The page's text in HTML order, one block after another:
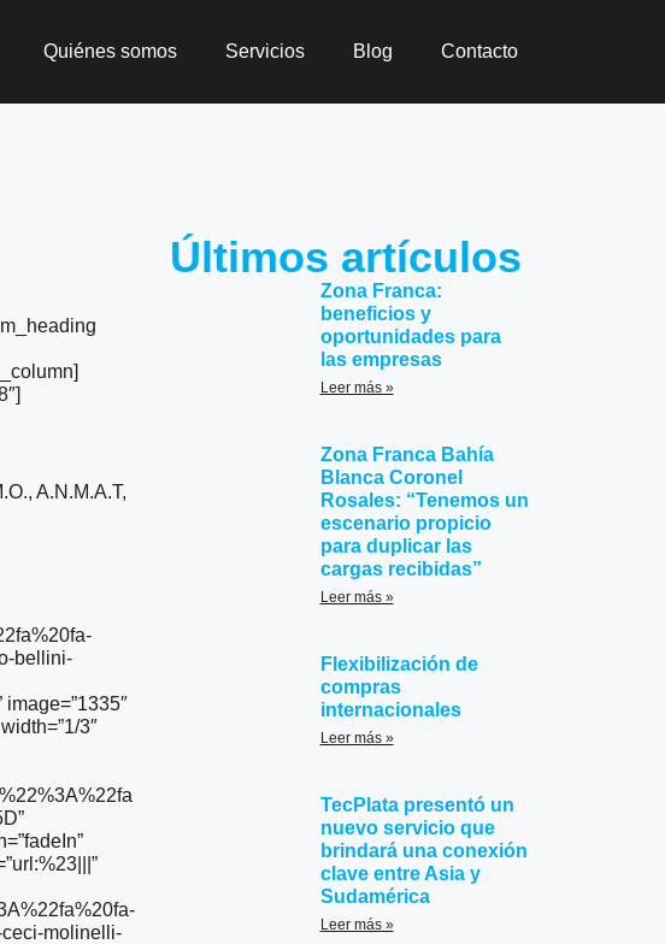
Quiénes somos Servicios Blog Contacto
A.N.M.A.T,
bellini-
3″
molinelli-
Últimos artículos
Zona Franca:
beneficios y
oportunidades para
las empresas
Leer más »
Zona Franca Bahía
Blanca Coronel
Rosales: “Tenemos un
escenario propicio
para duplicar las
cargas recibidas”
Leer más »
Flexibilización de
compras
internacionales
Leer más »
TecPlata presentó un
nuevo servicio que
brindará una conexión
clave entre Asia y
Sudamérica
Leer más »